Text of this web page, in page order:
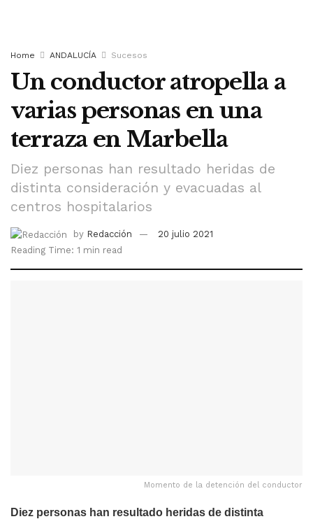
Home ANDALUCÍA Sucesos
Un conductor atropella a
varias personas en una
terraza en Marbella
Diez personas han resultado heridas de
distinta consideración y evacuadas al
centros hospitalarios
by Redacción
20 julio 2021
Reading Time: 1 min read
Momento de la detención del conductor
Diez personas han resultado heridas de distinta